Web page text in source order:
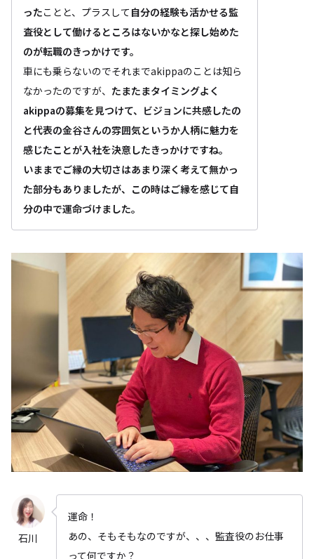
ったことと、プラスして 自分の経験も活かせる監
査役として働けるところはないかなと探し始めた
のが転職のきっかけです。
車にも乗らないのでそれまでakippaのことは知ら
なかったのですが、 たまたまタイミングよく
akippaの募集を見つけて、ビジョンに共感したの
と代表の金谷さんの雰囲気というか人柄に魅力を
感じたことが入社を決意したきっかけですね。
いままでご縁の大切さはあまり深く考えて無かっ
た部分もありましたが、この時はご縁を感じて自
分の中で運命づけました。
石川
運命！
あの、そもそもなのですが、、、監査役のお仕事
って何ですか？